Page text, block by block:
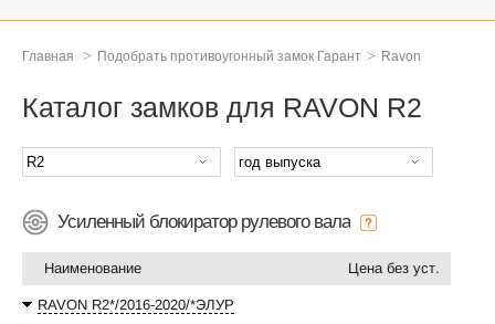
Главная > Подобрать противоугонный замок Гарант > Ravon
Каталог замков для RAVON R2
Усиленный блокиратор рулевого вала
Наименование Цена без уст.
RAVON R2*/2016-2020/*ЭЛУР